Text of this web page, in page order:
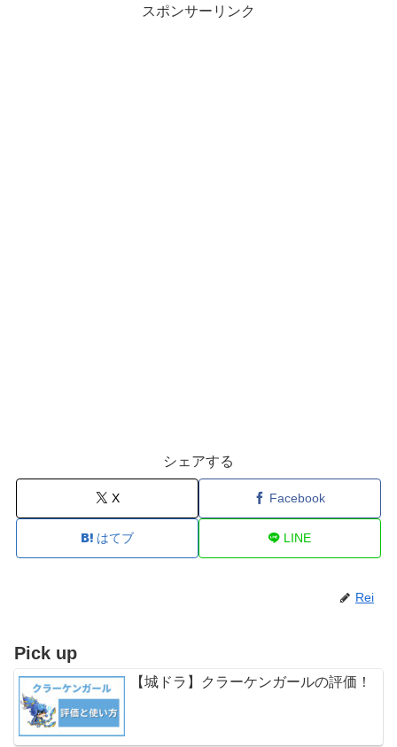
スポンサーリンク
シェアする
X Facebook
はてブ LINE
Rei
Pick up
【城ドラ】クラーケンガールの評価！